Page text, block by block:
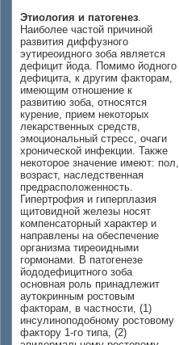
Этиология и патогенез.
Наиболее частой причиной
развития диффузного
эутиреоидного зоба является
дефицит йода. Помимо йодного
дефицита, к другим факторам,
имеющим отношение к
развитию зоба, относятся
курение, прием некоторых
лекарственных средств,
эмоциональный стресс, очаги
хронической инфекции. Также
некоторое значение имеют: пол,
возраст, наследственная
предрасположенность.
Гипертрофия и гиперплазия
щитовидной железы носят
компенсаторный характер и
направлены на обеспечение
организма тиреоидными
гормонами. В патогенезе
йододефицитного зоба
основная роль принадлежит
аутокринным ростовым
факторам, в частности, (1)
инсулиноподобному ростовому
фактору 1-го типа, (2)